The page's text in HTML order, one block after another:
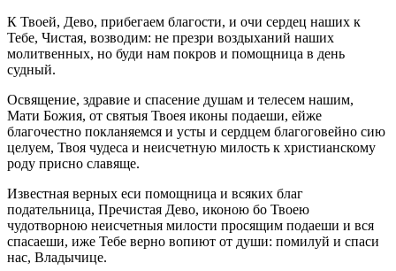
К Твоей, Дево, прибегаем благости, и очи сердец наших к
Тебе, Чистая, возводим: не презри воздыханий наших
молитвенных, но буди нам покров и помощница в день
судный.
Освящение, здравие и спасение душам и телесем нашим,
Мати Божия, от святыя Твоея иконы подаеши, ейже
благочестно покланяемся и усты и сердцем благоговейно сию
целуем, Твоя чудеса и неисчетную милость к христианскому
роду присно славяще.
Известная верных еси помощница и всяких благ
подательница, Пречистая Дево, иконою бо Твоею
чудотворною неисчетныя милости просящим подаеши и вся
спасаеши, иже Тебе верно вопиют от души: помилуй и спаси
нас, Владычице.